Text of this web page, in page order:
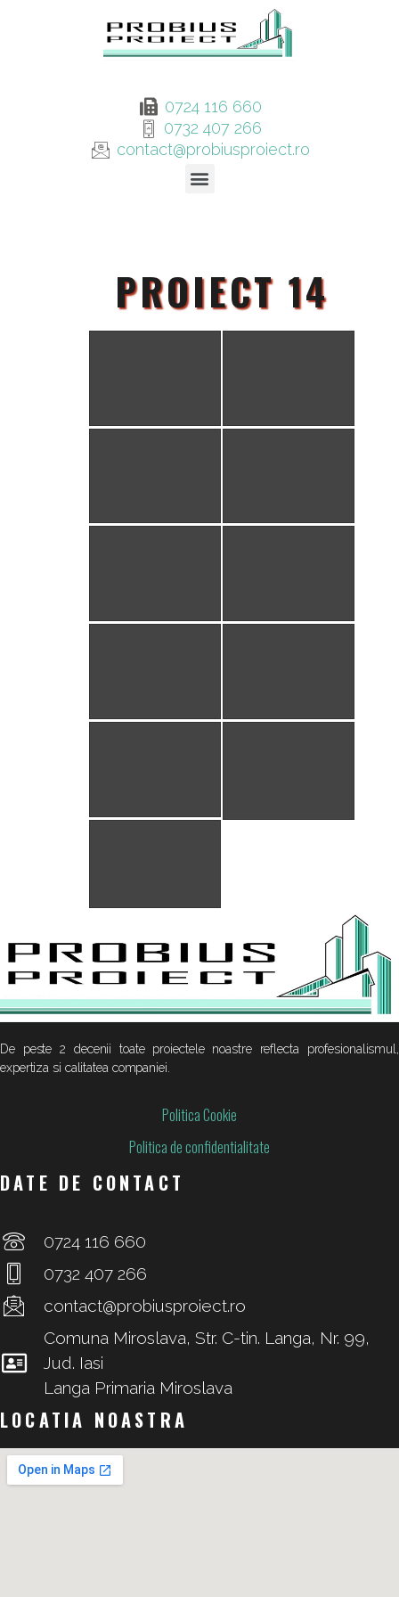
0724 116 660
0732 407 266
contact@probiusproiect.ro
PROIECT 14
De peste 2 decenii toate proiectele noastre reflecta profesionalismul,
expertiza si calitatea companiei.
Politica Cookie
Politica de confidentialitate
DATE DE CONTACT
0724 116 660
0732 407 266
contact@probiusproiect.ro
Comuna Miroslava, Str. C-tin. Langa, Nr. 99,
Jud. Iasi
Langa Primaria Miroslava
LOCATIA NOASTRA